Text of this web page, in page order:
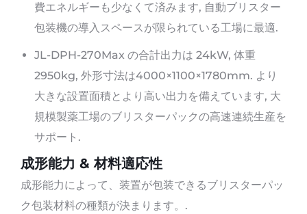
費エネルギーも少なくて済みます, 自動ブリスター
包装機の導入スペースが限られている工場に最適.
JL-DPH-270Max の合計出力は 24kW, 体重
2950kg, 外形寸法は4000×1100×1780mm. より
大きな設置面積とより高い出力を備えています, 大
規模製薬工場のブリスターパックの高速連続生産を
サポート.
成形能力 & 材料適応性
成形能力によって、装置が包装できるブリスターパッ
ク包装材料の種類が決まります。.